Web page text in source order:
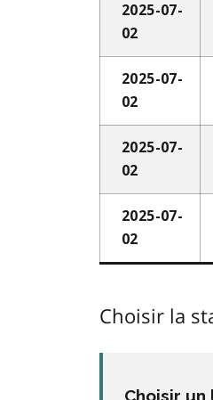
2025-07-
02
2025-07-
02
2025-07-
02
2025-07-
02
Choisir la
Choisir un